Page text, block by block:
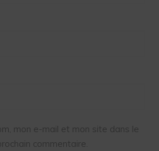
mon e-mail et mon site dans le
commentaire.